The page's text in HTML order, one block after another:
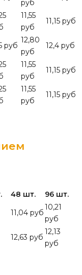
руб
11,55
руб
11,15 руб
руб
12,80
руб
12,4 руб
11,55
руб
11,15 руб
11,55
руб
11,15 руб
48 шт.
96 шт.
11,04 руб
10,21
руб
12,63 руб
12,13
руб